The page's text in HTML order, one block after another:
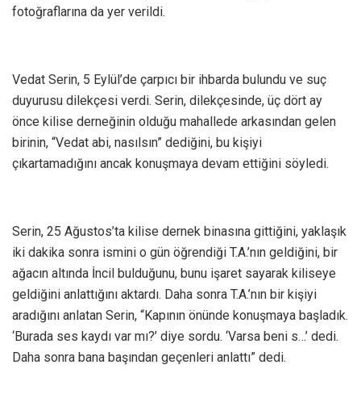
fotoğraflarına da yer verildi.
Vedat Serin, 5 Eylül’de çarpıcı bir ihbarda bulundu ve suç
duyurusu dilekçesi verdi. Serin, dilekçesinde, üç dört ay
önce kilise derneğinin olduğu mahallede arkasından gelen
birinin, “Vedat abi, nasılsın” dediğini, bu kişiyi
çıkartamadığını ancak konuşmaya devam ettiğini söyledi.
Serin, 25 Ağustos’ta kilise dernek binasına gittiğini, yaklaşık
iki dakika sonra ismini o gün öğrendiği T.A.’nın geldiğini, bir
ağacın altında İncil bulduğunu, bunu işaret sayarak kiliseye
geldiğini anlattığını aktardı. Daha sonra T.A.’nın bir kişiyi
aradığını anlatan Serin, “Kapının önünde konuşmaya başladık.
‘Burada ses kaydı var mı?’ diye sordu. ‘Varsa beni s…’ dedi.
Daha sonra bana başından geçenleri anlattı” dedi.